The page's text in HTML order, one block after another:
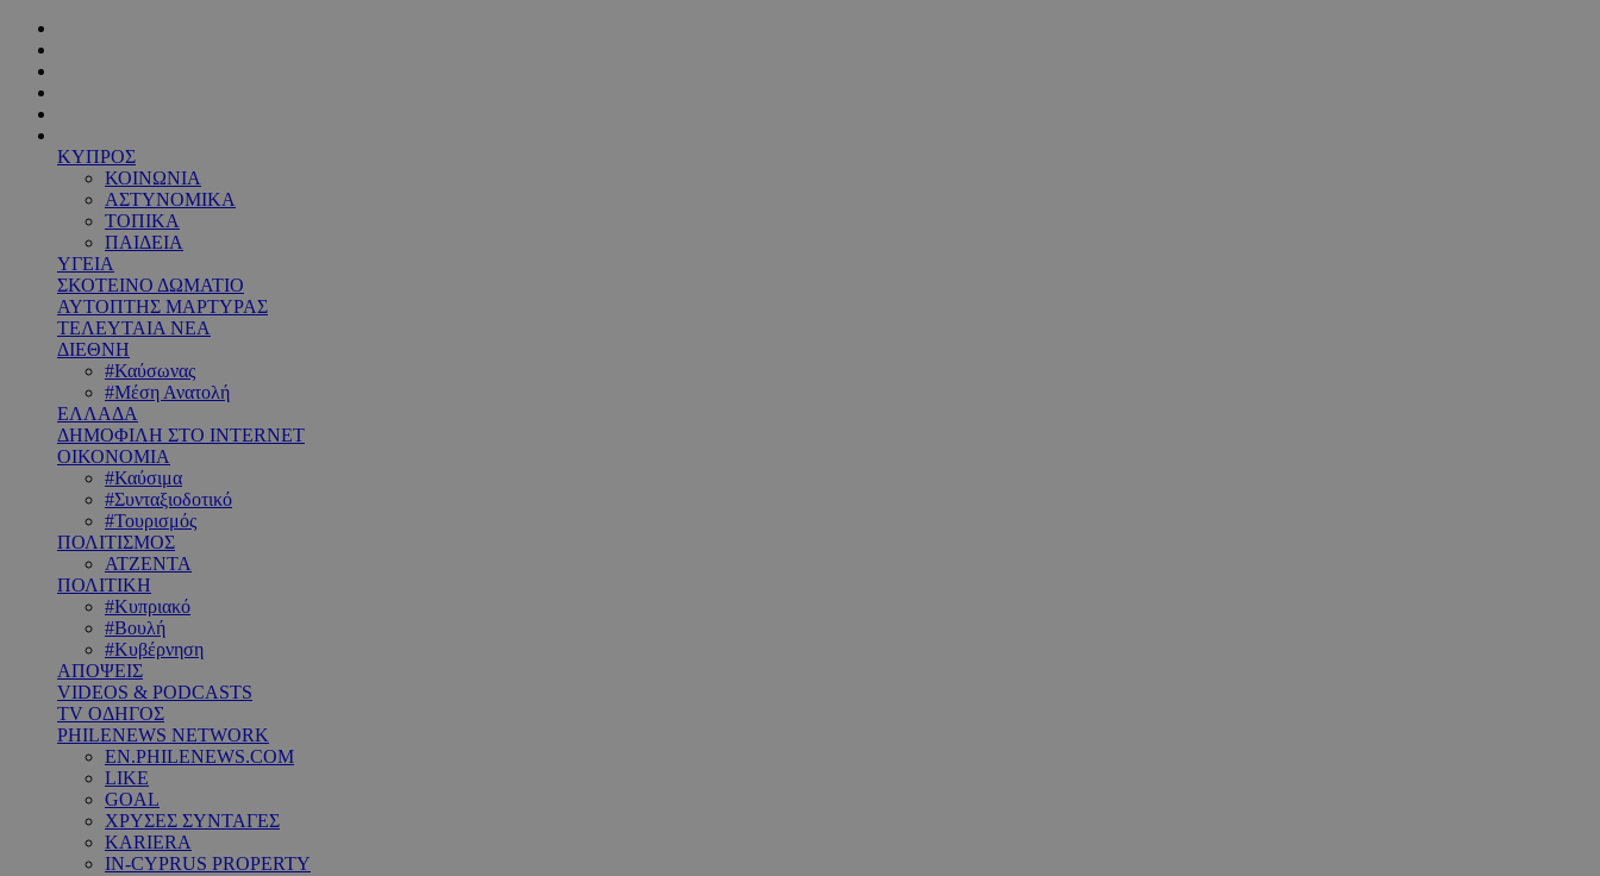
ΚΥΠΡΟΣ
ΚΟΙΝΩΝΙΑ
ΑΣΤΥΝΟΜΙΚΑ
ΤΟΠΙΚΑ
ΠΑΙΔΕΙΑ
ΥΓΕΙΑ
ΣΚΟΤΕΙΝΟ ΔΩΜΑΤΙΟ
ΑΥΤΟΠΤΗΣ ΜΑΡΤΥΡΑΣ
ΤΕΛΕΥΤΑΙΑ ΝΕΑ
ΔΙΕΘΝΗ
#Καύσωνας
#Μέση Ανατολή
ΕΛΛΑΔΑ
ΔΗΜΟΦΙΛΗ ΣΤΟ INTERNET
ΟΙΚΟΝΟΜΙΑ
#Καύσιμα
#Συνταξιοδοτικό
#Τουρισμός
ΠΟΛΙΤΙΣΜΟΣ
ΑΤΖΕΝΤΑ
ΠΟΛΙΤΙΚΗ
#Κυπριακό
#Βουλή
#Κυβέρνηση
ΑΠΟΨΕΙΣ
VIDEOS & PODCASTS
TV ΟΔΗΓΟΣ
PHILENEWS NETWORK
EN.PHILENEWS.COM
LIKE
GOAL
ΧΡΥΣΕΣ ΣΥΝΤΑΓΕΣ
KARIERA
IN-CYPRUS PROPERTY